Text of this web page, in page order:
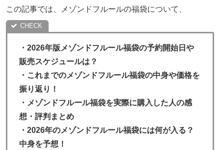
この記事では、メゾンドフルールの福袋について、
・ 2026年版メゾンドフルール福袋の予約開始日や
販売スケジュールは？
・これまでのメゾンドフルール福袋の中身や価格を
振り返り！
・ メゾンドフルール福袋を実際に購入した人の感
想・評判まとめ
・2026年のメゾンドフルール福袋には何が入る？
中身を予想！